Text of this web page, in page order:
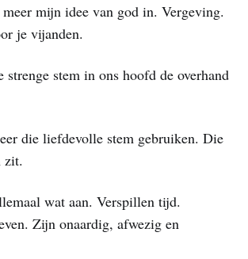
mijn idee van god in. Vergeving.
je vijanden.
strenge stem in ons hoofd de overhand
die liefdevolle stem gebruiken. Die
zit.
wat aan. Verspillen tijd.
Zijn onaardig, afwezig en